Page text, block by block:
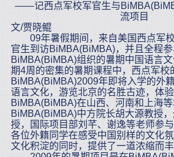
——记西点军校军官生与
流项目
文/贾晓鲲
09年暑假期间，来自美国西点军校
官生到访BiMBA(BiMBA)，并且全程
BiMBA(BiMBA)组织的暑期中国语言
期4周的密集的暑期课程中，西点军校
BiMBA(BiMBA)2009年即将入学的外
语言文化，游览北京的名胜古迹，体
BiMBA(BiMBA)在山西、河南和上海等
BiMBA(BiMBA)中方院长胡大源教授
授，国际项目部刘芊、谢逸等老师参
各位外籍同学在感受中国别样的文化
文化积淀的同时，提供了一道浓缩而丰